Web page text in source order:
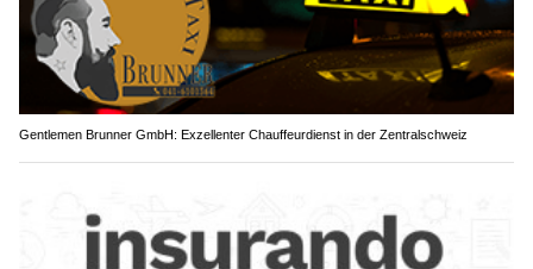
Gentlemen Brunner GmbH: Exzellenter Chauffeurdienst in der Zentralschweiz